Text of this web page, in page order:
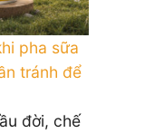
pha sữa
tránh để
đời, chế